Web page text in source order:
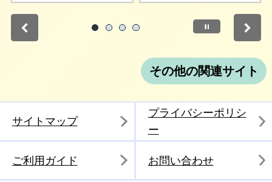
停止
その他の関連サイト
サイトマップ
プライバシーポリシ
ー
ご利用ガイド お問い合わせ